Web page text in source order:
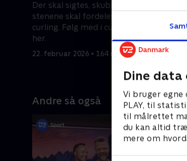
Dine data
Vi bruger egne
PLAY, til
til målrettet
du kan altid
mere om
Der skal sigtes, skubbes og fejes, når
stenene skal fordeles rundt på isen i
curling. Følg med i curling til vinter-OL
her.
22. februar 2026 • 164 min
Andre så også